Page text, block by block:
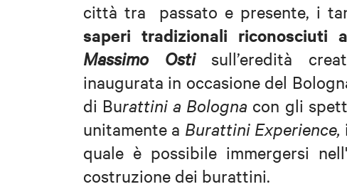
città tra passato e presente, i
saperi tradizionali riconosciuti
Massimo Ostisull’eredità
inaugurata in occasione del
di Burattini a Bologna con gli
unitamente a Burattini Experience,
quale è possibile immergersi
costruzione dei burattini.